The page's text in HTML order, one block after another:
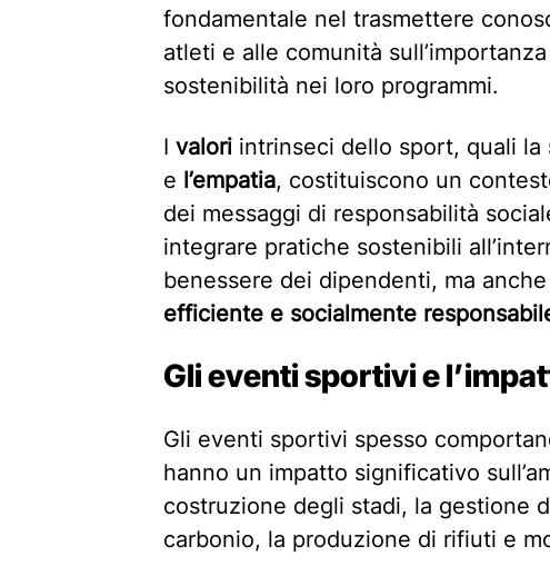
fondamentale nel trasmettere
atleti e alle comunità
sostenibilità nei loro programmi.
I valori intrinseci dello sport, quali la
e l’empatia, costituiscono un
dei messaggi di responsabilità
integrare pratiche sostenibili
benessere dei dipendenti, ma
efficiente e socialmente
Gli eventi sportivi e
Gli eventi sportivi spesso
hanno un impatto significativo
costruzione degli stadi, la gestione
carbonio, la produzione di rifiuti e